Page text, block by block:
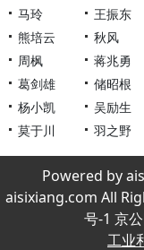
马玲
王振东
熊培云
秋风
周枫
蒋兆勇
葛剑雄
储昭根
杨小凯
吴励生
莫于川
羽之野
Powered by
aisixiang.com All
号-1 京
工业